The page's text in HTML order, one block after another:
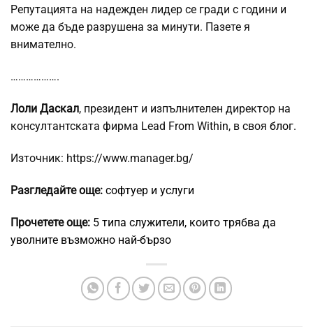
Репутацията на надежден лидер се гради с години и
може да бъде разрушена за минути. Пазете я
внимателно.
……………….
Лоли Даскал, президент и изпълнителен директор на
консултантската фирма Lead From Within, в своя блог.
Източник: https://www.manager.bg/
Разгледайте още: софтуер и услуги
Прочетете още: 5 типа служители, които трябва да
уволните възможно най-бързо